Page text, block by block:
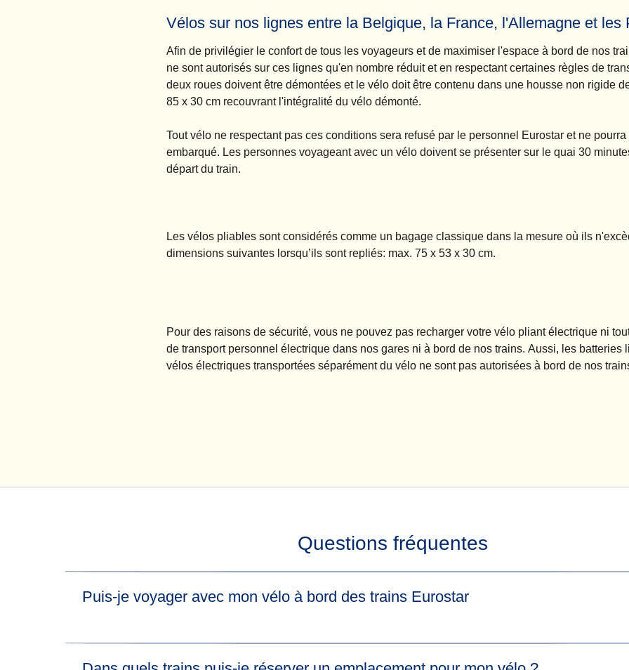
Vélos sur nos lignes entre la Belgique, la France, l'Allemagne et les
Afin de privilégier le confort de tous les voyageurs et de maximiser l'espace à bord de nos
ne sont autorisés sur ces lignes qu'en nombre réduit et en respectant certaines règles de
deux roues doivent être démontées et le vélo doit être contenu dans une housse non rigide
85 x 30 cm recouvrant l'intégralité du vélo démonté.
Tout vélo ne respectant pas ces conditions sera refusé par le personnel Eurostar et ne pourra
embarqué. Les personnes voyageant avec un vélo doivent se présenter sur le quai 30
départ du train.
Les vélos pliables sont considérés comme un bagage classique dans la mesure où ils
dimensions suivantes lorsqu’ils sont repliés: max. 75 x 53 x 30 cm.
Pour des raisons de sécurité,vous ne pouvez pas recharger votre vélo pliant électrique ni
de transport personnel électrique dans nos gares ni à bord de nos trains.Aussi, les batteries
vélos électriques transportées séparément du vélo ne sont pas autorisées à bord de nos
Questions fréquentes
Puis-je voyager avec mon vélo à bord des trains Eurostar